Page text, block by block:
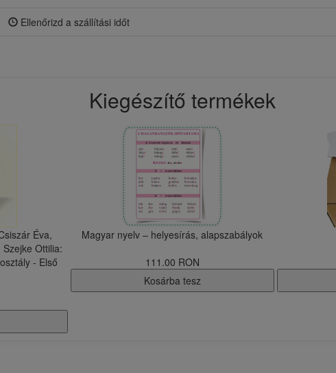
Ellenőrizd a szállítási időt
Kiegészítő termékek
Éva,
Ottilia:
- Első
​Magyar nyelv – helyesírás, alapszabályok
111.00 RON
Kosárba tesz